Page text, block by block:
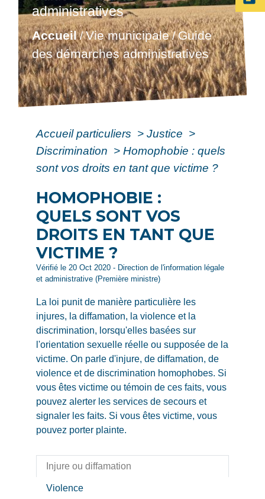
administratives
Accueil/Vie municipale/Guide
des démarches administratives
Accueil particuliers > Justice >
Discrimination > Homophobie : quels
sont vos droits en tant que victime ?
HOMOPHOBIE :
QUELS SONT VOS
DROITS EN TANT QUE
VICTIME ?
Vérifié le 20 Oct 2020 - Direction de l'information légale
et administrative (Première ministre)
La loi punit de manière particulière les
injures, la diffamation, la violence et la
discrimination, lorsqu'elles basées sur
l'orientation sexuelle réelle ou supposée de la
victime. On parle d'injure, de diffamation, de
violence et de discrimination homophobes. Si
vous êtes victime ou témoin de ces faits, vous
pouvez alerter les services de secours et
signaler les faits. Si vous êtes victime, vous
pouvez porter plainte.
Injure ou diffamation
Violence